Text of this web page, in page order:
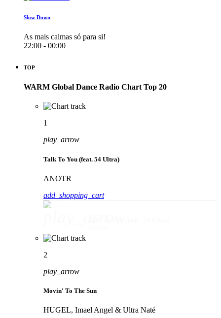
Slow Down
As mais calmas só para si!
22:00 - 00:00
TOP
WARM Global Dance Radio Chart Top 20
1
play_arrow
Talk To You (feat. 54 Ultra)
ANOTR
add_shopping_cart
2
play_arrow
Movin' To The Sun
HUGEL, Imael Angel & Ultra Naté